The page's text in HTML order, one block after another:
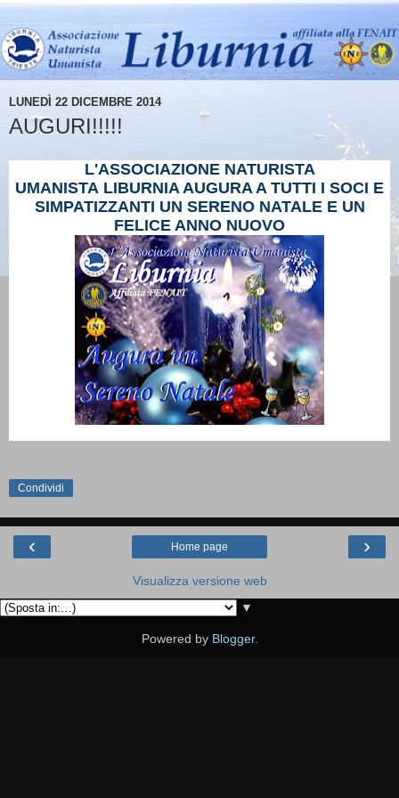
LUNEDÌ 22 DICEMBRE 2014
AUGURI!!!!!
L'ASSOCIAZIONE NATURISTA
UMANISTA LIBURNIA AUGURA A TUTTI I SOCI E
SIMPATIZZANTI UN SERENO NATALE E UN
FELICE ANNO NUOVO
Condividi
‹ ›
Home page
Visualizza versione web
▼
Powered by Blogger.